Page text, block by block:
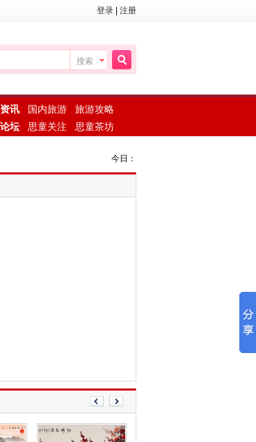
登录 注册
搜索
索
讯 国内旅游
旅游攻略
坛
思童关注 思童茶坊
今日：